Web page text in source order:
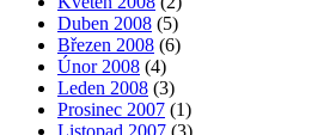
Duben 2008 (5)
Březen 2008 (6)
Únor 2008 (4)
Leden 2008 (3)
Prosinec 2007 (1)